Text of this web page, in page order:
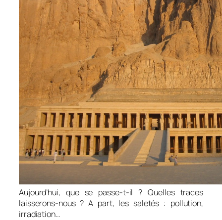
Aujourd’hui, que se passe-t-il ? Quelles traces
laisserons-nous ? A part, les saletés : pollution,
irradiation…